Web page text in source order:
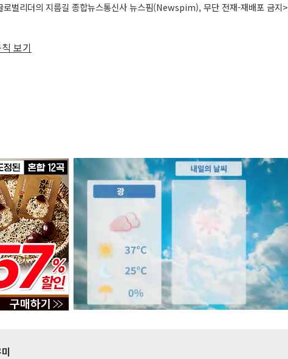
로벌리더의 지름길 종합뉴스통신사 뉴스핌(Newspim), 무단 전재-재배포 금지>
보기